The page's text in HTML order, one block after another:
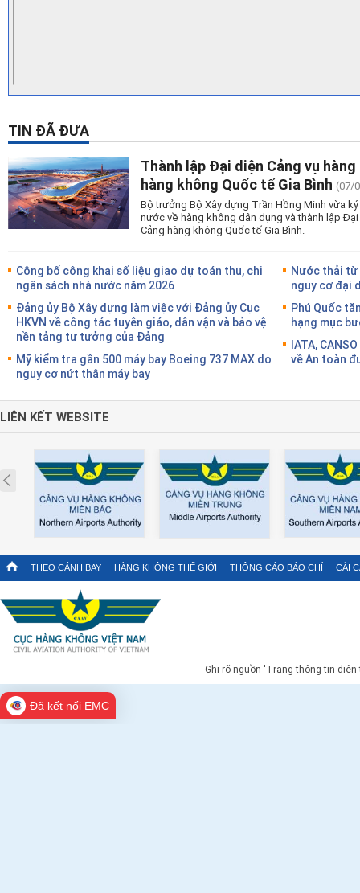
TIN ĐÃ ĐƯA
Thành lập Đại diện Cảng vụ
hàng không Quốc tế Gia Bình (07/
Bộ trưởng Bộ Xây dựng Trần Hồng Minh vừa
nước về hàng không dân dụng và thành lập
Cảng hàng không Quốc tế Gia Bình.
Công bố công khai số liệu giao dự toán thu, chi
ngân sách nhà nước năm 2026
Đảng ủy Bộ Xây dựng làm việc với Đảng ủy Cục
HKVN về công tác tuyên giáo, dân vận và bảo vệ
nền tảng tư tưởng của Đảng
Mỹ kiểm tra gần 500 máy bay Boeing 737 MAX do
nguy cơ nứt thân máy bay
Nước thải từ
nguy cơ đại
Phú Quốc
hạng mục
IATA,
về An toàn
LIÊN KẾT WEBSITE
Prev
THEO CÁNH BAY HÀNG KHÔNG THẾ GIỚI THÔNG CÁO BÁO CHÍ CẢI
Ghi rõ nguồn 'Trang thông tin
Đã kết nối EMC